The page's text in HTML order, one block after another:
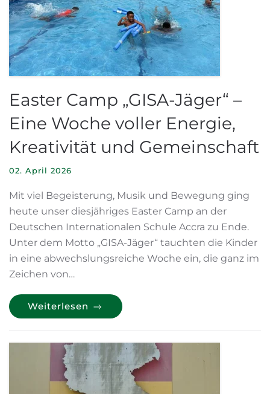
Easter Camp „GISA-Jäger“ –
Eine Woche voller Energie,
Kreativität und Gemeinschaft
02. April 2026
Mit viel Begeisterung, Musik und Bewegung ging
heute unser diesjähriges Easter Camp an der
Deutschen Internationalen Schule Accra zu Ende.
Unter dem Motto „GISA-Jäger“ tauchten die Kinder
in eine abwechslungsreiche Woche ein, die ganz im
Zeichen von…
Weiterlesen